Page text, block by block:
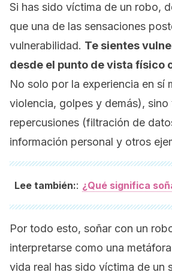
Si has sido víctima de un robo,
que una de las sensaciones
vulnerabilidad. Te sientes
desde el punto de vista físico
No solo por la experiencia en sí
violencia, golpes y demás), sino
repercusiones (filtración de
información personal y otros
Lee también:: ¿Qué significa
Por todo esto, soñar con un
interpretarse como una
vida real has sido víctima de un